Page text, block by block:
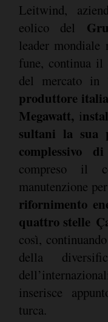
Leitwind,
eolico del
leader
fune, continua il
del mercato in
produttore
Megawatt, i
sultani la sua
complessivo
compreso il
manutenzione
rifornimento
quattro stelle
così,
della
inserisce
turca.